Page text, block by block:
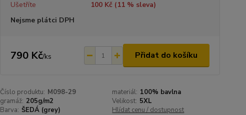
Ušetříte 100 Kč (11% sleva)
Nejsme plátci DPH
790 Kč/ks Přidat do košíku
Číslo produktu: M098-29 materiál: 100% bavlna
gramáž: 205g/m2 Velikost: 5XL
Barva: ŠEDÁ (grey) Hlídat cenu / dostupnost